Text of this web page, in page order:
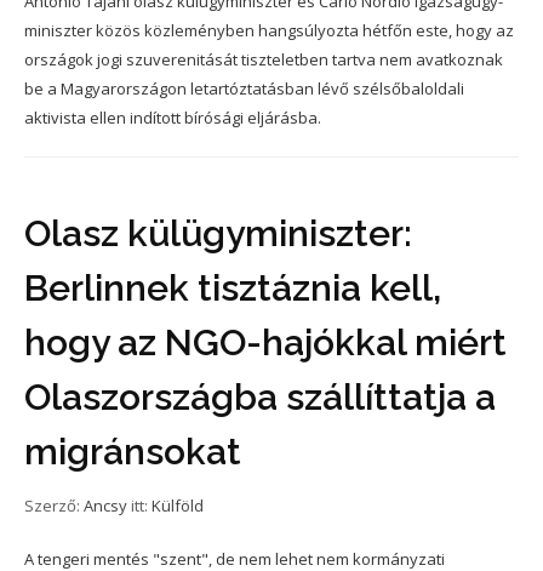
miniszter közös közleményben hangsúlyozta hétfőn este, hogy az
országok jogi szuverenitását tiszteletben tartva nem avatkoznak
be a Magyarországon letartóztatásban lévő szélsőbaloldali
aktivista ellen indított bírósági eljárásba.
Olasz külügyminiszter:
Berlinnek tisztáznia kell,
hogy az NGO-hajókkal miért
Olaszországba szállíttatja a
migránsokat
Szerző: Ancsy itt: Külföld
A tengeri mentés "szent", de nem lehet nem kormányzati